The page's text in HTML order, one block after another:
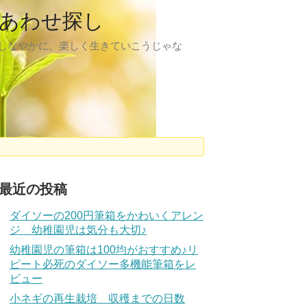
わせ探し
なやかに、楽しく生きていこうじゃな
近の投稿
ダイソーの200円筆箱をかわいくアレン
ジ 幼稚園児は気分も大切♪
幼稚園児の筆箱は100均がおすすめ♪リ
ピート必死のダイソー多機能筆箱をレ
ビュー
小ネギの再生栽培 収穫までの日数